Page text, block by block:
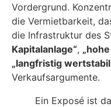
Vordergrund.
die Vermietbarkeit,
die Infrastruktur des
Kapitalanlage“,
„langfristig
Verkaufsargumente.
Ein Exposé ist